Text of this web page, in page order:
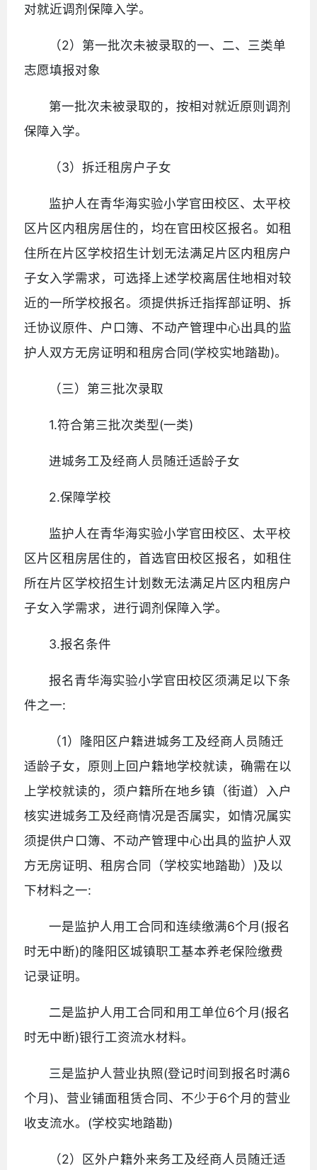
对就近调剂保障入学。
（2）第一批次未被录取的一、二、三类单
志愿填报对象
第一批次未被录取的，按相对就近原则调剂
保障入学。
（3）拆迁租房户子女
监护人在青华海实验小学官田校区、太平校
区片区内租房居住的，均在官田校区报名。如租
住所在片区学校招生计划无法满足片区内租房户
子女入学需求，可选择上述学校离居住地相对较
近的一所学校报名。须提供拆迁指挥部证明、拆
迁协议原件、户口簿、不动产管理中心出具的监
护人双方无房证明和租房合同(学校实地踏勘)。
（三）第三批次录取
1.符合第三批次类型(一类)
进城务工及经商人员随迁适龄子女
2.保障学校
监护人在青华海实验小学官田校区、太平校
区片区租房居住的，首选官田校区报名，如租住
所在片区学校招生计划数无法满足片区内租房户
子女入学需求，进行调剂保障入学。
3.报名条件
报名青华海实验小学官田校区须满足以下条
件之一:
（1）隆阳区户籍进城务工及经商人员随迁
适龄子女，原则上回户籍地学校就读，确需在以
上学校就读的，须户籍所在地乡镇（街道）入户
核实进城务工及经商情况是否属实，如情况属实
须提供户口簿、不动产管理中心出具的监护人双
方无房证明、租房合同（学校实地踏勘）)及以
下材料之一:
一是监护人用工合同和连续缴满6个月(报名
时无中断)的隆阳区城镇职工基本养老保险缴费
记录证明。
二是监护人用工合同和用工单位6个月(报名
时无中断)银行工资流水材料。
三是监护人营业执照(登记时间到报名时满6
个月)、营业铺面租赁合同、不少于6个月的营业
收支流水。(学校实地踏勘)
（2）区外户籍外来务工及经商人员随迁适